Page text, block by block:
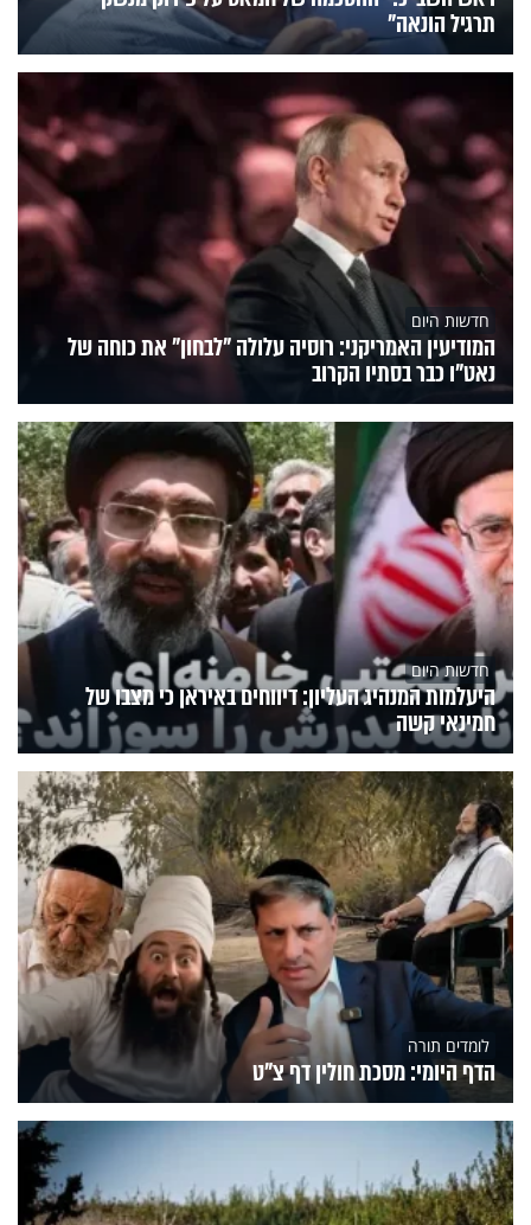
תרגיל הונאה"
חדשות היום
המודיעין האמריקני: רוסיה עלולה "לבחון" את כוחה של
נאט"ו כבר בסתיו הקרוב
חדשות היום
היעלמות המנהיג העליון: דיווחים באיראן כי מצבו של
חמינאי קשה
לומדים תורה
הדף היומי: מסכת חולין דף צ"ט